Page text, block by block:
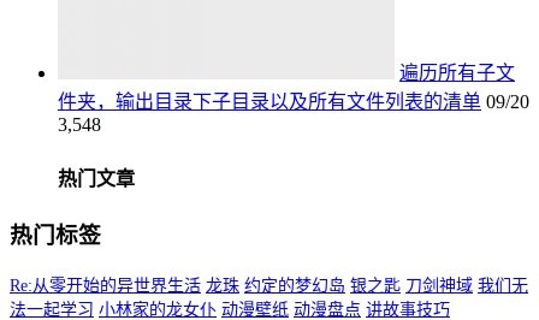
遍历所有子文
件夹，输出目录下子目录以及所有文件列表的清单 09/20
3,548
热门文章
热门标签
Re:从零开始的异世界生活 龙珠 约定的梦幻岛 银之匙 刀剑神域 我们无
法一起学习 小林家的龙女仆 动漫壁纸 动漫盘点 讲故事技巧